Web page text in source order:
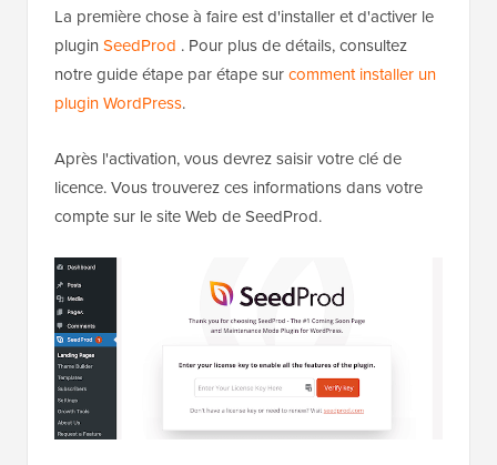
La première chose à faire est d'installer et d'activer le
plugin SeedProd . Pour plus de détails, consultez
notre guide étape par étape surcomment installer un
plugin WordPress.
Après l'activation, vous devrez saisir votre clé de
licence. Vous trouverez ces informations dans votre
compte sur le site Web de SeedProd.